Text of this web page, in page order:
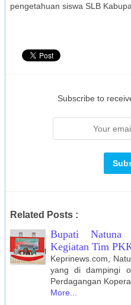
pengetahuan siswa SLB
Subscribe to
Related Posts :
Bupati Natuna
Kegiatan Tim
Keprinews.com,
yang di dampingi
Perdagangan
More...